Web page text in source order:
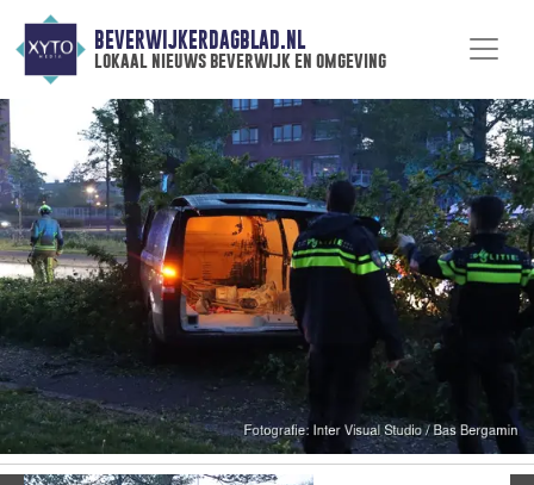
BEVERWIJKERDAGBLAD.NL
lokaal nieuws beverwijk en omgeving